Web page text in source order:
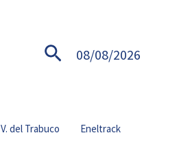
Buscar08/08/2026
V. del Trabuco Eneltrack